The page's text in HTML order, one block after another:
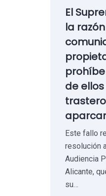
El
la
de
Este fallo
resolución
Audiencia
Alicante,
su…